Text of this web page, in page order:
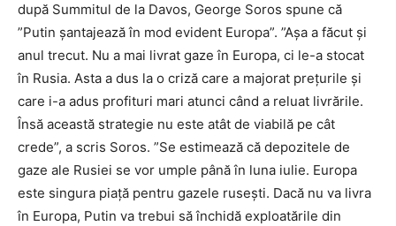
după Summitul de la Davos, George Soros spune că
”Putin șantajează în mod evident Europa”. ”Așa a făcut și
anul trecut. Nu a mai livrat gaze în Europa, ci le-a stocat
în Rusia. Asta a dus la o criză care a majorat prețurile și
care i-a adus profituri mari atunci când a reluat livrările.
Însă această strategie nu este atât de viabilă pe cât
crede”, a scris Soros. ”Se estimează că depozitele de
gaze ale Rusiei se vor umple până în luna iulie. Europa
este singura piață pentru gazele rusești. Dacă nu va livra
în Europa, Putin va trebui să închidă exploatările din